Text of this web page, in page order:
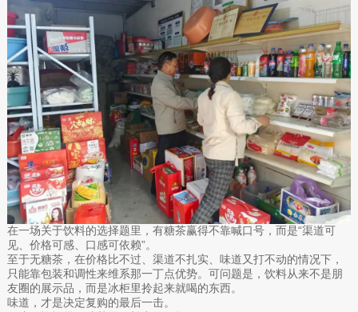
在一场关于饮料的选择题里，有糖茶赢得不靠喊口号，而是“渠道可
见、价格可感、口感可依赖”。
至于无糖茶，在价格比不过、渠道不扎实、味道又打不动的情况下，
只能靠包装和调性来维系那一丁点优势。可问题是，饮料从来不是朋
友圈的展示品，而是冰柜里拎起来就喝的东西。
味道，才是决定复购的最后一击。